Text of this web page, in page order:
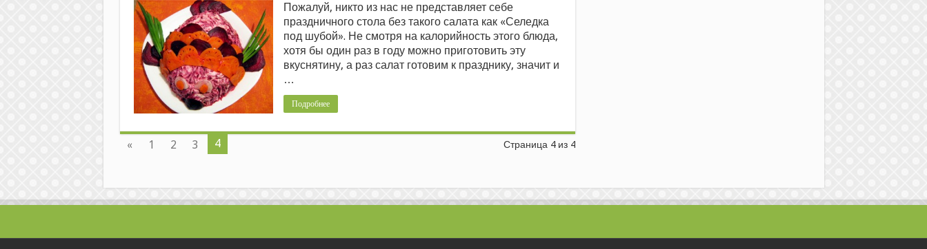
Пожалуй, никто из нас не представляет себе
праздничного стола без такого салата как «Селедка
под шубой». Не смотря на калорийность этого блюда,
хотя бы один раз в году можно приготовить эту
вкуснятину, а раз салат готовим к празднику, значит и
…
Подробнее
Страница 4 из 4
« 1 2 3 4